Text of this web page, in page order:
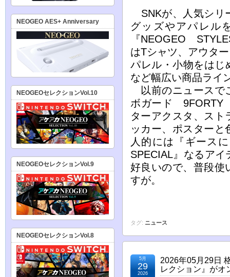
SNKが、人気シリ
グッズやアパレル
『NEOGEO
はTシャツ、アウタ
パレル・小物をはじ
など幅広い商品ライ
以前のニュースで
ボガード 9FORTY
ターアクスタ、スト
ッカー、ポスター
人的には『ギース
SPECIAL』なるア
好良いので、普段使
すが。
タグ: ニュース
2026年05月29日
レクション』がオ
5月
29
2026
NEOGEO AES+ Anniversary
NEOGEOセレクションVol.10
NEOGEOセレクションVol.9
NEOGEOセレクションVol.8